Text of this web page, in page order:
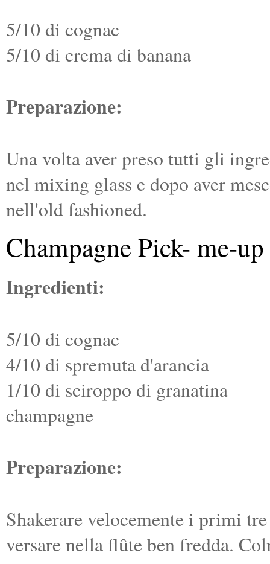
5/10 di cognac
5/10 di crema di banana
Preparazione:
Una volta aver preso tutti gli
nel mixing glass e dopo aver
nell'old fashioned.
Champagne Pick- me-up
Ingredienti:
5/10 di cognac
4/10 di spremuta d'arancia
1/10 di sciroppo di granatina
champagne
Preparazione:
Shakerare velocemente i primi
versare nella flûte ben fredda.